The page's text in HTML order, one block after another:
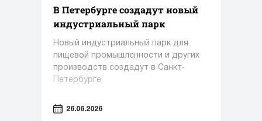
В Петербурге создадут новый
индустриальный парк
Новый индустриальный парк для
пищевой промышленности и других
производств создадут в Санкт-
Петербурге
26.06.2026